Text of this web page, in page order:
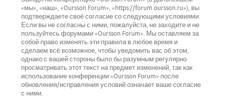
«мы», «наш», «Oursson Forum», «https://forum.oursson.ru»), вы
подтверждаете своё согласие со следующими условиями.
Если вы не согласны с ними, пожалуйста, не заходите и не
пользуйтесь форумами «Oursson Forum». Мы оставляем за
собой право изменять эти правила в любое время и
сделаем всё возможное, чтобы уведомить вас об этом,
однако с вашей стороны было бы разумным регулярно
просматривать этот текст на предмет изменений, так как
использование конференции «Oursson Forum» после
обновления/исправления условий означает ваше согласие
с ними.